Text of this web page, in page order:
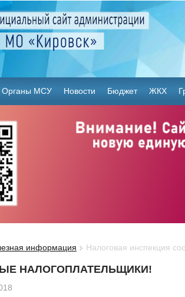
Органы МСУ Новости Бюджет ЖКХ
информация Налоговая инспекция
НАЛОГОПЛАТЕЛЬЩИКИ!